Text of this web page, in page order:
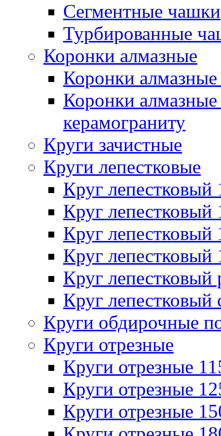
Сегментные чашки
Турбированные
Коронки алмазные
Коронки
Коронки
керамограниту
Круги зачистные
Круги лепестковые
Круг
Круг
Круг
Круг
Круг лепестковый
Круг лепестковый
Круги обдирочные
Круги отрезные
Круги отрезные
Круги отрезные
Круги отрезные